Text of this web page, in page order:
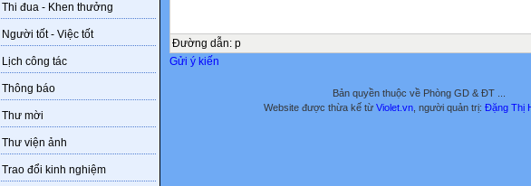
Thi đua - Khen thưởng
Người tốt - Việc tốt
Lịch công tác
Thông báo
Thư mời
Thư viện ảnh
Trao đổi kinh nghiệm
Đường dẫn: p
Gửi ý kiến
Bản quyền thuộc về Phòng GD & ĐT ...
Website được thừa kế từ Violet.vn , người quản trị: Đặng Thị